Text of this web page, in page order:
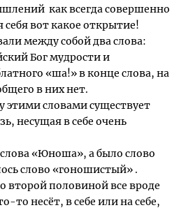
как всегда совершенно
вот какое открытие!
между собой два слова:
Бог мудрости и
«ша!» в конце слова, на
в них нет.
словами существует
несущая в себе очень
«Юноша», а было слово
слово «гоношистый» .
второй половиной все вроде
несёт, в себе или на себе,